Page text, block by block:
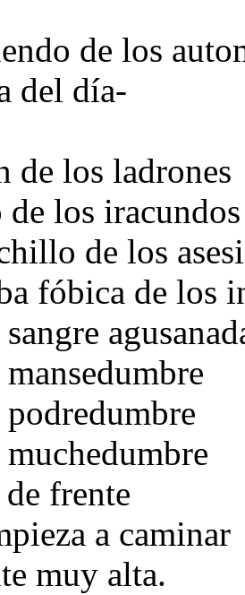
de los
del día-
de los ladrones
los iracundos
de los
fóbica de los
frente
a caminar
muy alta.